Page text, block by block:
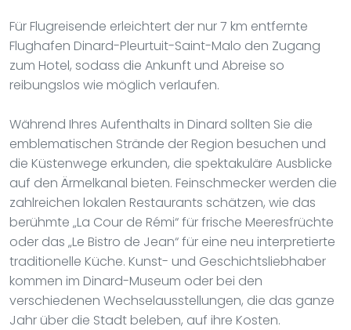
Für Flugreisende erleichtert der nur 7 km entfernte
Flughafen Dinard-Pleurtuit-Saint-Malo den Zugang
zum Hotel, sodass die Ankunft und Abreise so
reibungslos wie möglich verlaufen.
Während Ihres Aufenthalts in Dinard sollten Sie die
emblematischen Strände der Region besuchen und
die Küstenwege erkunden, die spektakuläre Ausblicke
auf den Ärmelkanal bieten. Feinschmecker werden die
zahlreichen lokalen Restaurants schätzen, wie das
berühmte „La Cour de Rémi“ für frische Meeresfrüchte
oder das „Le Bistro de Jean“ für eine neu interpretierte
traditionelle Küche. Kunst- und Geschichtsliebhaber
kommen im Dinard-Museum oder bei den
verschiedenen Wechselausstellungen, die das ganze
Jahr über die Stadt beleben, auf ihre Kosten.